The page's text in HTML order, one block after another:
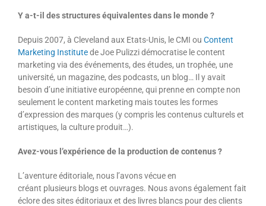
Y a-t-il des structures équivalentes dans le monde ?
Depuis 2007, à Cleveland aux Etats-Unis, le CMI ou Content
Marketing Institutede Joe Pulizzi démocratise le content
marketing via des événements, des études, un trophée, une
université, un magazine, des podcasts, un blog… Il y avait
besoin d’une initiative européenne, qui prenne en compte non
seulement le content marketing mais toutes les formes
d’expression des marques (y compris les contenus culturels et
artistiques, la culture produit…).
Avez-vous l’expérience de la production de contenus ?
L’aventure éditoriale, nous l’avons vécue en
créant plusieurs blogs et ouvrages. Nous avons également fait
éclore des sites éditoriaux et des livres blancs pour des clients